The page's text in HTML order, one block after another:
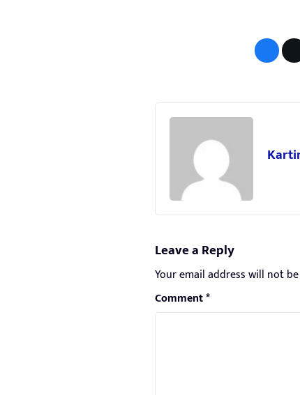
Leave a Reply
Your email address will not
Comment*